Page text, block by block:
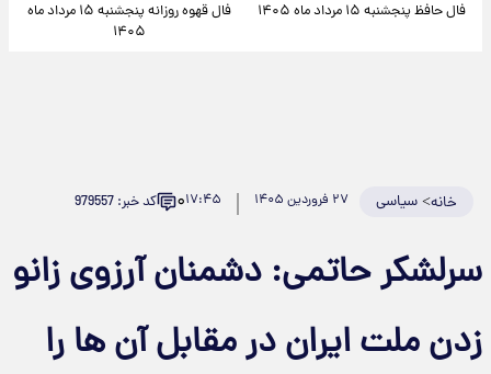
فال حافظ پنجشنبه ۱۵ مرداد ماه ۱۴۰۵
فال قهوه روزانه پنجشنبه ۱۵ مرداد ماه
۱۴۰۵
خانه>سیاسی ۲۷ فروردین ۱۴۰۵ ۱۷:۴۵۰ کد خبر: 979557
سرلشکر حاتمی: دشمنان آرزوی زانو
زدن ملت ایران در مقابل آن ها را